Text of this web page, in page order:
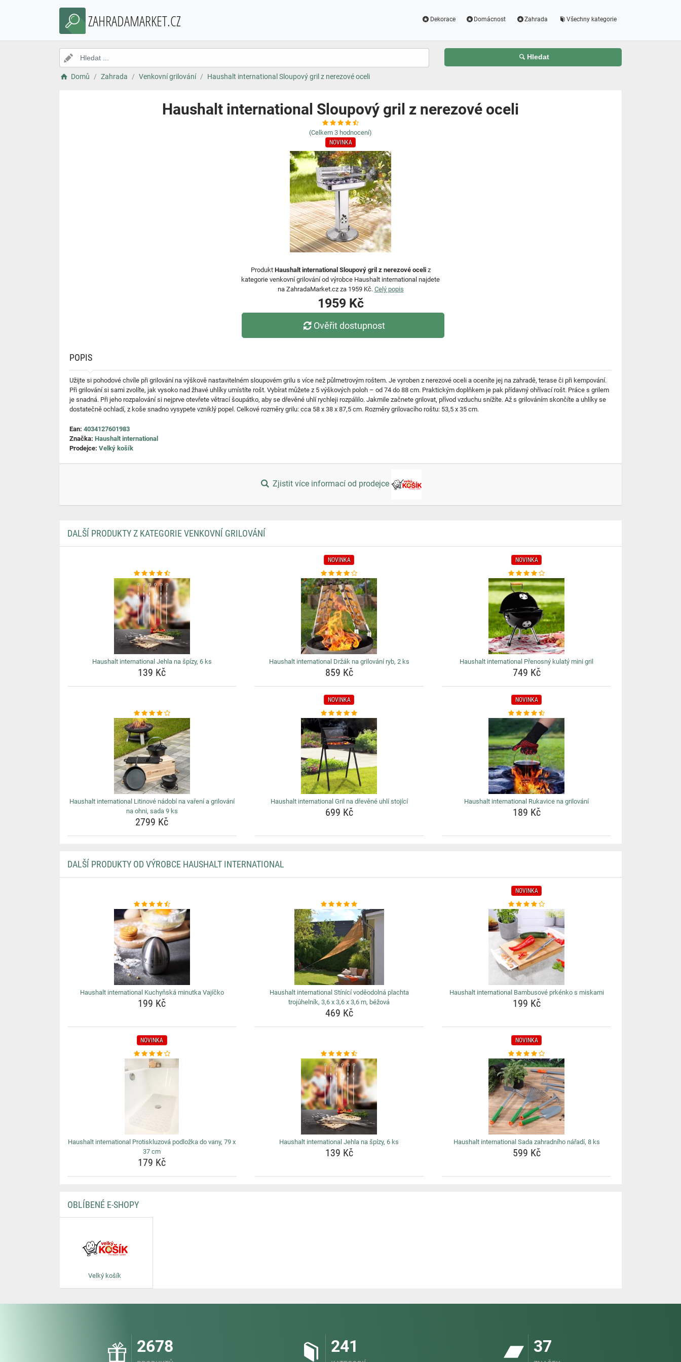
ZAHRADAMARKET.CZ Dekorace Domácnost Zahrada Všechny kategorie
Hledat
Domů Zahrada Venkovní grilování Haushalt international Sloupový gril z nerezové oceli
Haushalt international Sloupový gril z nerezové oceli
(Celkem 3 hodnocení)
NOVINKA
Produkt Haushalt international Sloupový gril z nerezové oceliz
kategorie venkovní grilování od výrobce Haushalt international najdete
na ZahradaMarket.cz za 1959 Kč. Celý popis
1959 Kč
Ověřit dostupnost
POPIS
Užijte si pohodové chvíle při grilování na výškově nastavitelném sloupovém grilu s více než půlmetrovým roštem. Je vyroben z nerezové oceli a oceníte jej na zahradě, terase či při kempování.
Při grilování si sami zvolíte, jak vysoko nad žhavé uhlíky umístíte rošt. Vybírat můžete z 5 výškových poloh – od 74 do 88 cm. Praktickým doplňkem je pak přídavný ohřívací rošt. Práce s grilem
je snadná. Při jeho rozpalování si nejprve otevřete větrací šoupátko, aby se dřevěné uhlí rychleji rozpálilo. Jakmile začnete grilovat, přívod vzduchu snížíte. Až s grilováním skončíte a uhlíky se
dostatečně ochladí, z koše snadno vysypete vzniklý popel. Celkové rozměry grilu: cca 58 x 38 x 87,5 cm. Rozměry grilovacího roštu: 53,5 x 35 cm.
Ean: 4034127601983
Značka: Haushalt international
Prodejce: Velký košík
Zjistit více informací od prodejce
DALŠÍ PRODUKTY Z KATEGORIE VENKOVNÍ GRILOVÁNÍ
Haushalt international Jehla na špízy, 6 ks
139 Kč
NOVINKA
Haushalt international Držák na grilování ryb, 2 ks
859 Kč
NOVINKA
Haushalt international Přenosný kulatý mini gril
749 Kč
Haushalt international Litinové nádobí na vaření a grilování
na ohni, sada 9 ks
2799 Kč
NOVINKA
Haushalt international Gril na dřevěné uhlí stojící
699 Kč
NOVINKA
Haushalt international Rukavice na grilování
189 Kč
DALŠÍ PRODUKTY OD VÝROBCE HAUSHALT INTERNATIONAL
Haushalt international Kuchyňská minutka Vajíčko
199 Kč
Haushalt international Stínící voděodolná plachta
trojúhelník, 3,6 x 3,6 x 3,6 m, béžová
469 Kč
NOVINKA
Haushalt international Bambusové prkénko s miskami
199 Kč
NOVINKA
Haushalt international Protiskluzová podložka do vany, 79 x
37 cm
179 Kč
Haushalt international Jehla na špízy, 6 ks
139 Kč
NOVINKA
Haushalt international Sada zahradního nářadí, 8 ks
599 Kč
OBLÍBENÉ E-SHOPY
Velký košík
2678 241 37